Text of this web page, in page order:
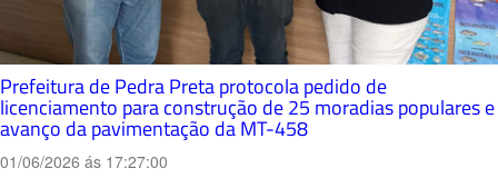
Prefeitura de Pedra Preta protocola pedido de
licenciamento para construção de 25 moradias populares e
avanço da pavimentação da MT-458
01/06/2026 ás 17:27:00